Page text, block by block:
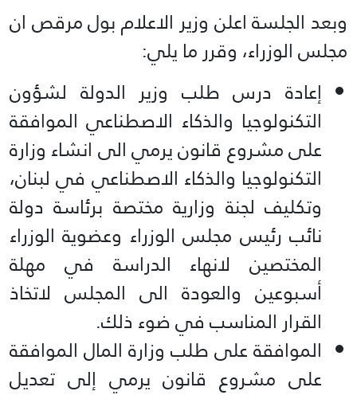
وبعد الجلسة اعلن وزير الاعلام بول مرقص ان
مجلس الوزراء، وقرر ما يلي:
إعادة درس طلب وزير الدولة لشؤون
التكنولوجيا والذكاء الاصطناعي الموافقة
على مشروع قانون يرمي الى انشاء وزارة
التكنولوجيا والذكاء الاصطناعي في لبنان،
وتكليف لجنة وزارية مختصة برئاسة دولة
نائب رئيس مجلس الوزراء وعضوية الوزراء
المختصين لانهاء الدراسة في مهلة
أسبوعين والعودة الى المجلس لاتخاذ
القرار المناسب في ضوء ذلك.
الموافقة على طلب وزارة المال الموافقة
على مشروع قانون يرمي إلى تعديل